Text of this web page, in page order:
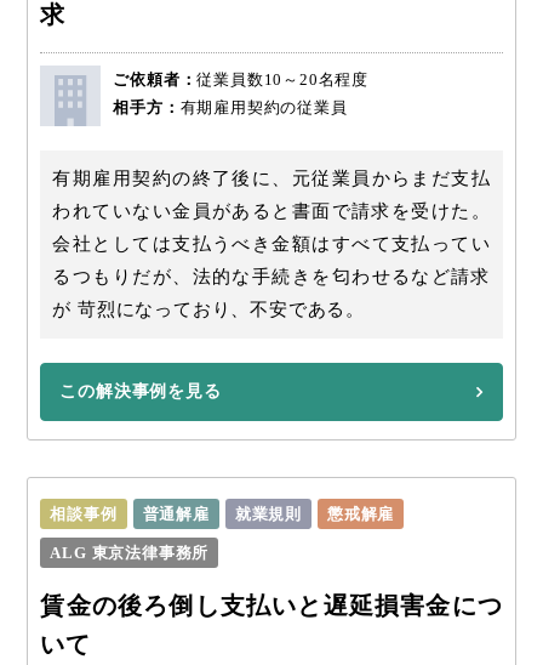
求
ご依頼者：従業員数10～20名程度
相手方： 有期雇用契約の従業員
有期雇用契約の終了後に、元従業員からまだ支払
われていない金員があると書面で請求を受けた。
会社としては支払うべき金額はすべて支払ってい
るつもりだが、法的な手続きを匂わせるなど請求
が 苛烈になっており、不安である。
この解決事例を見る
相談事例 普通解雇 就業規則 懲戒解雇
ALG 東京法律事務所
賃金の後ろ倒し支払いと遅延損害金につ
いて